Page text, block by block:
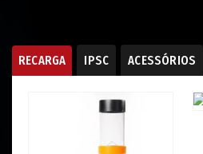
RECARGA IPSC ACESSÓRIOS